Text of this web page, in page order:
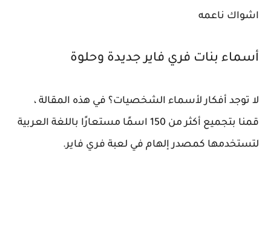
اشواك ناعمه
أسماء بنات فري فاير جديدة وحلوة
لا توجد أفكار لأسماء الشخصيات؟ في هذه المقالة ،
قمنا بتجميع أكثر من 150 اسمًا مستعارًا باللغة العربية
لتستخدمها كمصدر إلهام في لعبة فري فاير.